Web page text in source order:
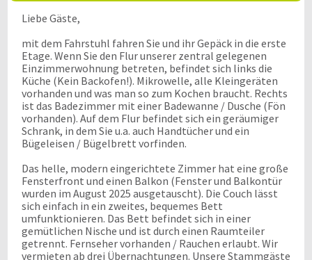
Liebe Gäste,
mit dem Fahrstuhl fahren Sie und ihr Gepäck in die erste
Etage. Wenn Sie den Flur unserer zentral gelegenen
Einzimmerwohnung betreten, befindet sich links die
Küche (Kein Backofen!). Mikrowelle, alle Kleingeräten
vorhanden und was man so zum Kochen braucht. Rechts
ist das Badezimmer mit einer Badewanne / Dusche (Fön
vorhanden). Auf dem Flur befindet sich ein geräumiger
Schrank, in dem Sie u.a. auch Handtücher und ein
Bügeleisen / Bügelbrett vorfinden.
Das helle, modern eingerichtete Zimmer hat eine große
Fensterfront und einen Balkon (Fenster und Balkontür
wurden im August 2025 ausgetauscht). Die Couch lässt
sich einfach in ein zweites, bequemes Bett
umfunktionieren. Das Bett befindet sich in einer
gemütlichen Nische und ist durch einen Raumteiler
getrennt. Fernseher vorhanden / Rauchen erlaubt. Wir
vermieten ab drei Übernachtungen. Unsere Stammgäste